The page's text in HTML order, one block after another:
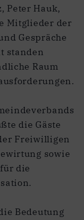
Peter Hauk,
Mitglieder der
Gespräche
standen
Raum
die Gäste
Freiwilligen
sowie
die
Bedeutung